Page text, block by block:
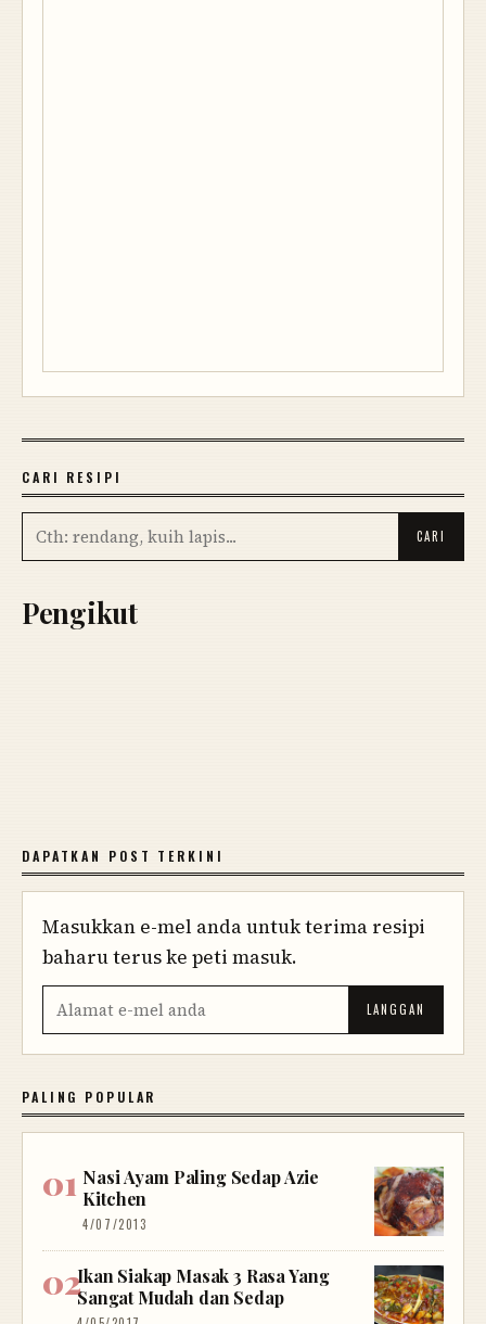
CARI RESIPI
Pengikut
DAPATKAN POST TERKINI
Masukkan e-mel anda untuk terima resipi
baharu terus ke peti masuk.
PALING POPULAR
Nasi Ayam Paling Sedap Azie
Kitchen
4/07/2013
Ikan Siakap Masak 3 Rasa Yang
Sangat Mudah dan Sedap